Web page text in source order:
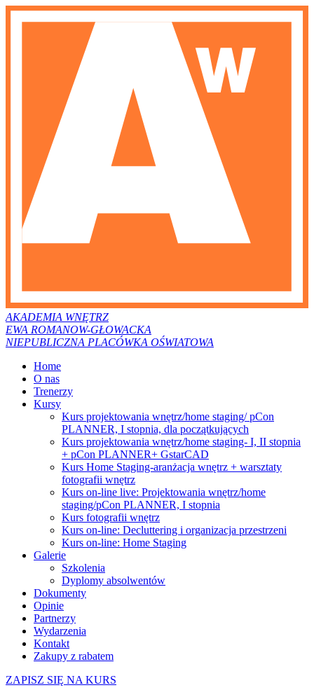
AKADEMIA WNĘTRZ
EWA ROMANOW-GŁOWACKA
NIEPUBLICZNA PLACÓWKA OŚWIATOWA
Home
O nas
Trenerzy
Kursy
Kurs projektowania wnętrz/home staging/ pCon
PLANNER, I stopnia, dla początkujących
Kurs projektowania wnętrz/home staging- I, II stopnia
+ pCon PLANNER+ GstarCAD
Kurs Home Staging-aranżacja wnętrz + warsztaty
fotografii wnętrz
Kurs on-line live: Projektowania wnętrz/home
staging/pCon PLANNER, I stopnia
Kurs fotografii wnętrz
Kurs on-line: Decluttering i organizacja przestrzeni
Kurs on-line: Home Staging
Galerie
Szkolenia
Dyplomy absolwentów
Dokumenty
Opinie
Partnerzy
Wydarzenia
Kontakt
Zakupy z rabatem
ZAPISZ SIĘ NA KURS